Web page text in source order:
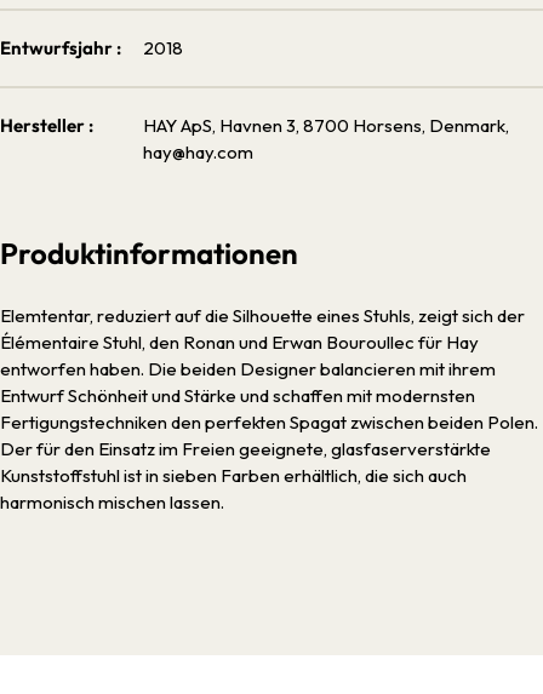
Entwurfsjahr : 2018
Hersteller :
HAY ApS, Havnen 3, 8700 Horsens, Denmark,
hay@hay.com
Produktinformationen
Elemtentar, reduziert auf die Silhouette eines Stuhls, zeigt sich der
Élémentaire Stuhl, den Ronan und Erwan Bouroullec für Hay
entworfen haben. Die beiden Designer balancieren mit ihrem
Entwurf Schönheit und Stärke und schaffen mit modernsten
Fertigungstechniken den perfekten Spagat zwischen beiden Polen.
Der für den Einsatz im Freien geeignete, glasfaserverstärkte
Kunststoffstuhl ist in sieben Farben erhältlich, die sich auch
harmonisch mischen lassen.